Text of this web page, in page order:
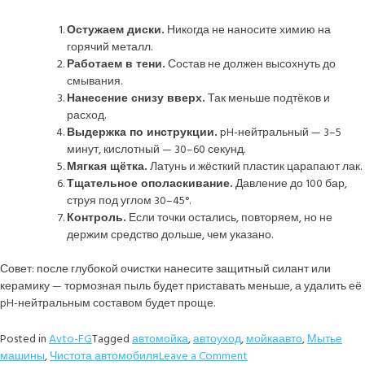
Остужаем диски. Никогда не наносите химию на
горячий металл.
Работаем в тени.Состав не должен высохнуть до
смывания.
Нанесение снизу вверх.Так меньше подтёков и
расход.
Выдержка по инструкции.pH-нейтральный — 3–5
минут, кислотный — 30–60 секунд.
Мягкая щётка.Латунь и жёсткий пластик царапают лак.
Тщательное ополаскивание.Давление до 100 бар,
струя под углом 30–45°.
Контроль. Если точки остались, повторяем, но не
держим средство дольше, чем указано.
Совет: после глубокой очистки нанесите защитный силант или
керамику — тормозная пыль будет приставать меньше, а удалить её
pH-нейтральным составом будет проще.
Posted inAvto-FGTaggedавтомойка,автоуход,мойкаавто,Мытье
машины,Чистота автомобиляLeave a Comment